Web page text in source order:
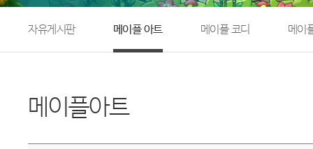
자유게시판 메이플 아트 메이플 코디 메이
메이플아트